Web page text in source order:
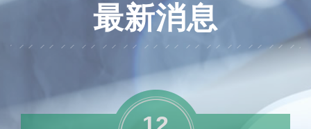
最新消息